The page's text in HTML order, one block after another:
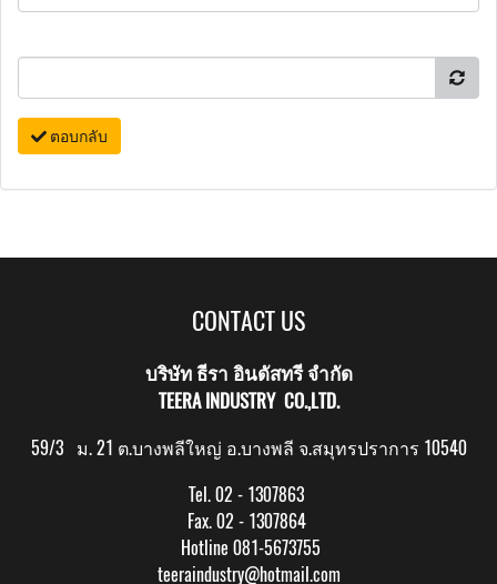
ตอบกลับ
CONTACT US
บริษัท ธีรา อินดัสทรี จำกัด
TEERA INDUSTRY CO.,LTD.
59/3 ม. 21 ต.บางพลีใหญ่ อ.บางพลี จ.สมุทรปราการ 10540
Tel. 02 - 1307863
Fax. 02 - 1307864
Hotline 081-5673755
teeraindustry@hotmail.com